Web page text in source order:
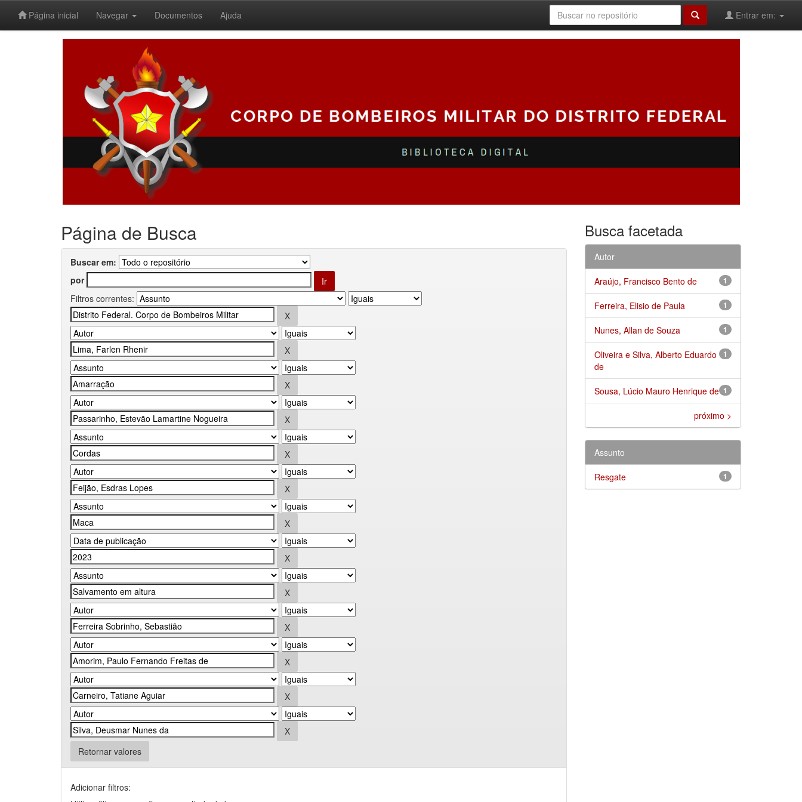
Página inicial Navegar Documentos Ajuda Entrar em:
Página de Busca
Buscar em:
por
Filtros correntes:
Retornar valores
Adicionar filtros:
Busca facetada
Autor
1
Araújo, Francisco Bento de
1
Ferreira, Elisio de Paula
1
Nunes, Allan de Souza
1
Oliveira e Silva, Alberto Eduardo
de
1
Sousa, Lúcio Mauro Henrique de
próximo >
Assunto
1
Resgate